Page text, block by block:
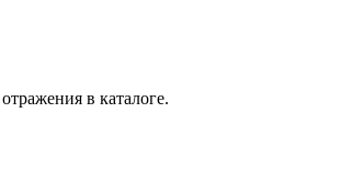
в каталоге.